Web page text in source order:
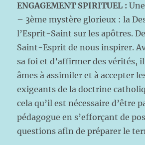
ENGAGEMENT SPIRITUEL :
– 3ème mystère glorieux : la
l’Esprit-Saint sur les apôtres.
Saint-Esprit de nous inspirer.
sa foi et d’affirmer des vérités,
âmes à assimiler et à accepter
exigeants de la doctrine
cela qu’il est nécessaire d’être
pédagogue en s’efforçant de
questions afin de préparer le